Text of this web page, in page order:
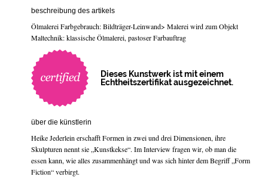
beschreibung des artikels
Ölmalerei Farbgebrauch: Bildträger-Leinwand> Malerei wird zum Objekt
Maltechnik: klassische Ölmalerei, pastoser Farbauftrag
Dieses Kunstwerk ist mit einem
Echtheitszertifikat ausgezeichnet.
über die künstlerin
Heike Jederlein erschafft Formen in zwei und drei Dimensionen, ihre
Skulpturen nennt sie „Kunstkekse“. Im Interview fragen wir, ob man die
essen kann, wie alles zusammenhängt und was sich hinter dem Begriff „Form
Fiction“ verbirgt.